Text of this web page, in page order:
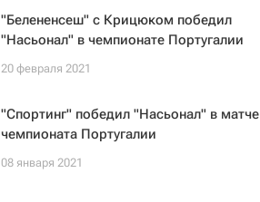
"Белененсеш" с Крицюком победил
"Насьонал" в чемпионате Португалии
20 февраля 2021
"Спортинг" победил "Насьонал" в матче
чемпионата Португалии
08 января 2021